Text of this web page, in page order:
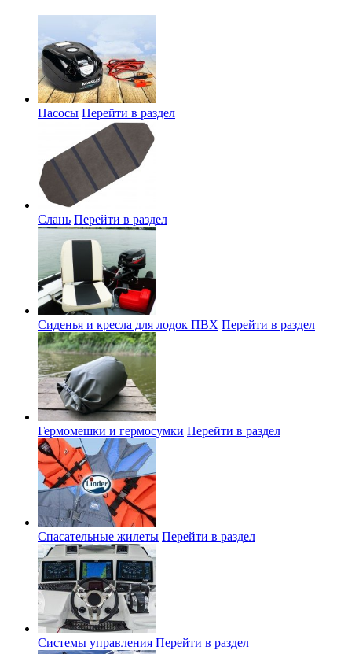
Насосы Перейти в раздел
Слань Перейти в раздел
Сиденья и кресла для лодок ПВХ Перейти в раздел
Гермомешки и гермосумки Перейти в раздел
Спасательные жилеты Перейти в раздел
Системы управления Перейти в раздел